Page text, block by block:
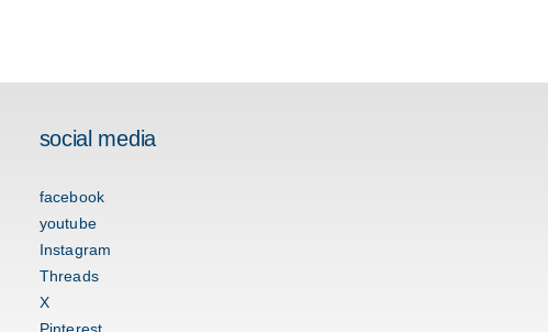
social media
facebook
youtube
Instagram
Threads
X